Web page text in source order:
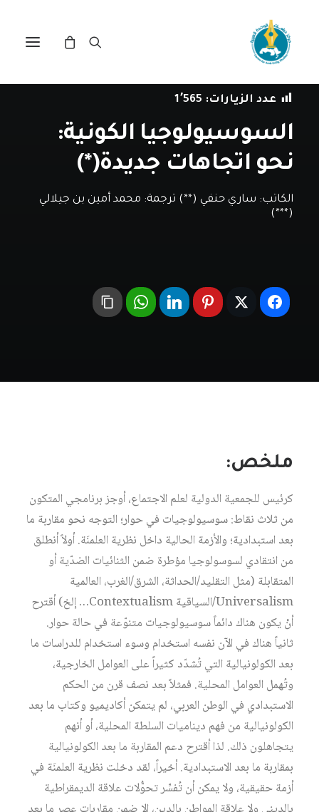
فيدراسات
عدد الزيارات: 1٬565
السوسيولوجيا الكونية:
نحو اتجاهات جديدة(*)
الكاتب: ساري حنفي (**) ترجمة: محمد أمين بن جيلالي
(***)
ملخص:
كرئيس للجمعية الدولية لعلم الاجتماع، أوجز برنامجي المتكون
من ثلاث نقاط: سوسيولوجيات في حوار؛ التوجه نحو مقاربة ما
بعد استبدادية؛ والأزمة الحالية داخل نظرية العلمنَة. أولاً أنطلق
من انتقادي لسوسولوجيا مؤطرة ضمن الثنائيات الضدّية أو
المتقابلة (مثل التقليد/الحداثة، الشرق/الغرب، العالمية
Universalism/السياقية Contextualism… إلخ) أقترح
أنْ يكون هناك دائماً سوسيولوجيات متنوّعة في حالة حوار.
ثانياً هناك في الآن نفسه استخدام وسوء استخدام للدراسات ما
بعد الكولونيالية التي تُشدّد كثيراً على العوامل الخارجية،
وتُهمل العوامل المحلية. فمثلاً بعد نصف قرن من الحكم
الاستبدادي في الوطن العربي، لم يتمكن أكاديميو وكتاب ما بعد
الكولونيالية من فهم ديناميات السلطة المحلية، أو أنهم
يتجاهلون ذلك. لذا أقترح دعم المقاربة ما بعد الكولونيالية
بمقاربة ما بعد الاستبدادية. أخيراً، لقد دخلت نظرية العلمنَة في
أزمة حقيقية، ولا يمكن أن تُفسِّر تحوُّلات علاقة الديمقراطية